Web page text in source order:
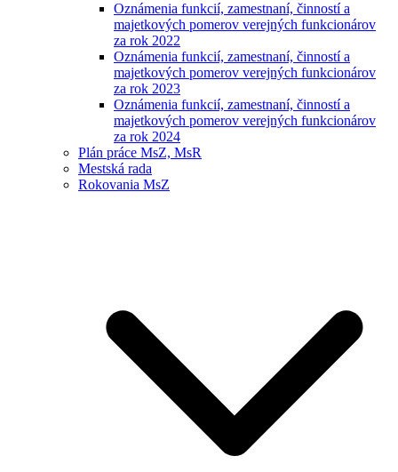
Oznámenia funkcií, zamestnaní, činností a
majetkových pomerov verejných funkcionárov
za rok 2022
Oznámenia funkcií, zamestnaní, činností a
majetkových pomerov verejných funkcionárov
za rok 2023
Oznámenia funkcií, zamestnaní, činností a
majetkových pomerov verejných funkcionárov
za rok 2024
Plán práce MsZ, MsR
Mestská rada
Rokovania MsZ